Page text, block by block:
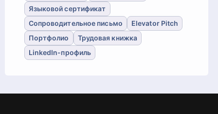
Языковой сертификат
Сопроводительное письмо
Elevator Pitch
Портфолио
Трудовая книжка
LinkedIn-профиль